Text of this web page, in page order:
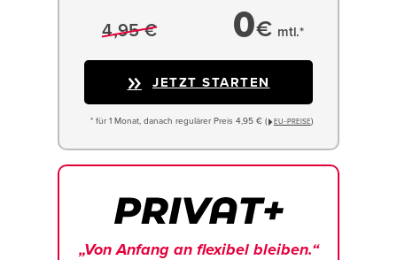
4,95 € 0€ mtl.*
JETZT STARTEN
* für 1 Monat, danach regulärer Preis 4,95 € ( EU−PREISE)
„Von Anfang an flexibel bleiben.“